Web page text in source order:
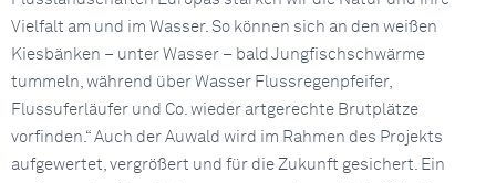
Vielfalt am und im Wasser. So können sich an den weißen
Kiesbänken – unter Wasser – bald Jungfischschwärme
tummeln, während über Wasser Flussregenpfeifer,
Flussuferläufer und Co. wieder artgerechte Brutplätze
vorfinden.“ Auch der Auwald wird im Rahmen des Projekts
aufgewertet, vergrößert und für die Zukunft gesichert. Ein